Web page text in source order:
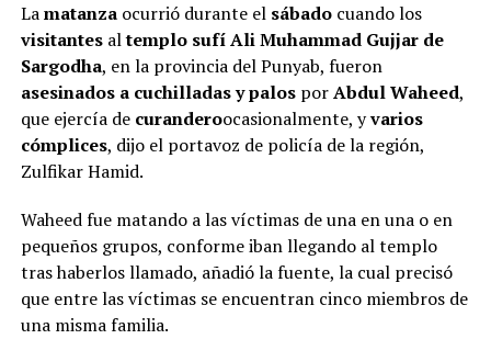
Lamatanzaocurrió durante el sábadocuando los
visitantesaltemplo sufí Ali Muhammad Gujjar de
Sargodha, en la provincia del Punyab, fueron
asesinados a cuchilladas y palosporAbdul Waheed,
que ejercía de curanderoocasionalmente, yvarios
cómplices, dijo el portavoz de policía de la región,
Zulfikar Hamid.
Waheed fue matando a las víctimas de una en una o en
pequeños grupos, conforme iban llegando al templo
tras haberlos llamado, añadió la fuente, la cual precisó
que entre las víctimas se encuentran cinco miembros de
una misma familia.